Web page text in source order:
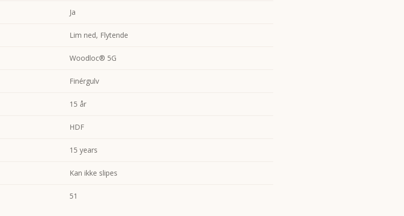
Ja
Lim ned, Flytende
Woodloc® 5G
Finérgulv
15 år
HDF
15 years
Kan ikke slipes
51